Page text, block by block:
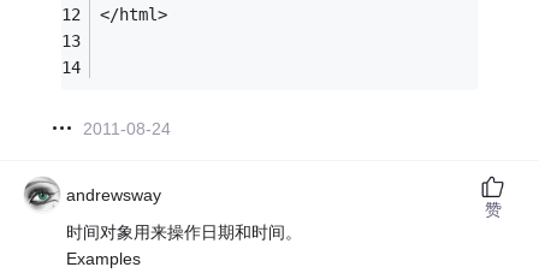
</html>
2011-08-24
andrewsway
时间对象用来操作日期和时间。
Examples
赞